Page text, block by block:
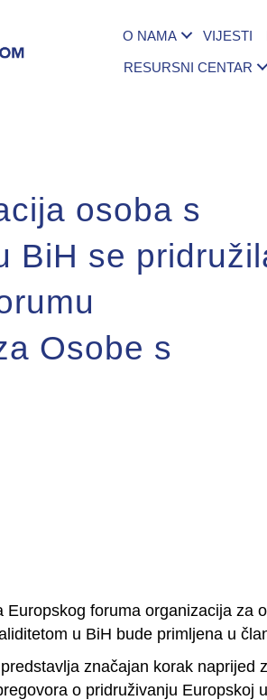
O NAMA VIJESTI
RESURSNI CENTAR
osoba s
BiH se
Osobe s
Europskog foruma organizacija
u BiH bude primljena u
značajan korak
o pridruživanju